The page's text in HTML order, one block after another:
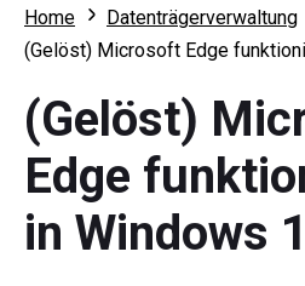
Home
Datenträgerverwaltung
(Gelöst) Microsoft Edge
(Gelöst)
Edge
in Windows